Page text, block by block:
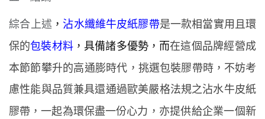
綜合上述 ， 沾水纖維牛皮紙膠帶是一款相當實用且環
保的包裝材料，具備諸多優勢，而在這個品牌經營成
本節節攀升的高通膨時代，挑選包裝膠帶時，不妨考
慮性能與品質兼具還通過歐美嚴格法規之沾水牛皮紙
膠帶，一起為環保盡一份心力 ，亦提供給企業一個新